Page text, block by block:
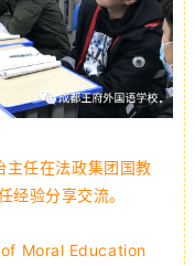
主任在法政集团国教
经验分享交流。
Moral Education